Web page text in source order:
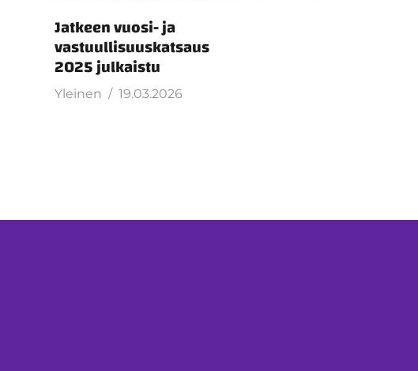
Jatkeen vuosi- ja
vastuullisuuskatsaus
2025 julkaistu
Yleinen 19.03.2026